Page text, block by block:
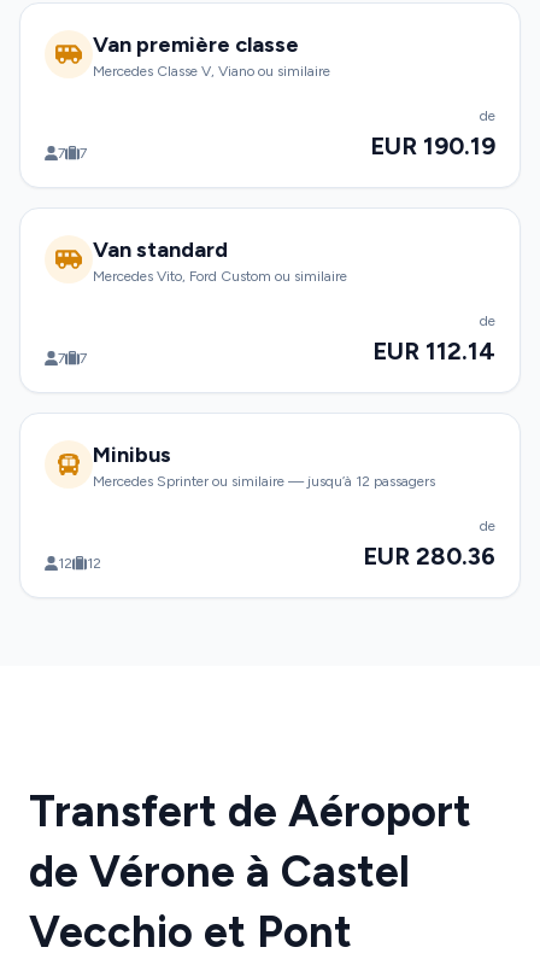
Van première classe
Mercedes Classe V, Viano ou similaire
7 7
de
EUR 190.19
Van standard
Mercedes Vito, Ford Custom ou similaire
7 7
de
EUR 112.14
Minibus
Mercedes Sprinter ou similaire — jusqu’à 12 passagers
12 12
de
EUR 280.36
Transfert de Aéroport
de Vérone à Castel
Vecchio et Pont